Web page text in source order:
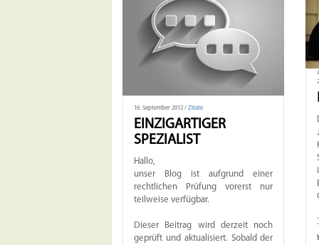
16. September 2012 / Zitate
EINZIGARTIGER
SPEZIALIST
Hallo,
unser Blog ist aufgrund einer
rechtlichen Prüfung vorerst nur
teilweise verfügbar.
Dieser Beitrag wird derzeit noch
geprüft und aktualisiert. Sobald der